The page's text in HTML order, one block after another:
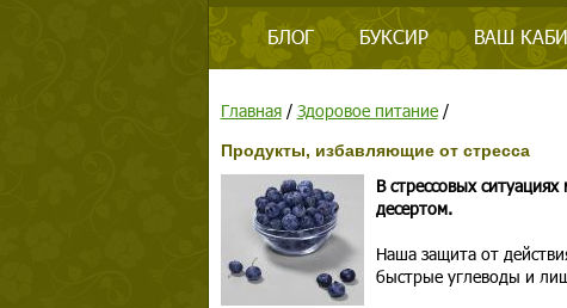
БЛОГ БУКСИР ВАШ
Главная/ Здоровое питание/
Продукты, избавляющие от стресса
В стрессовых
десертом.
Наша защита от
быстрые углеводы и